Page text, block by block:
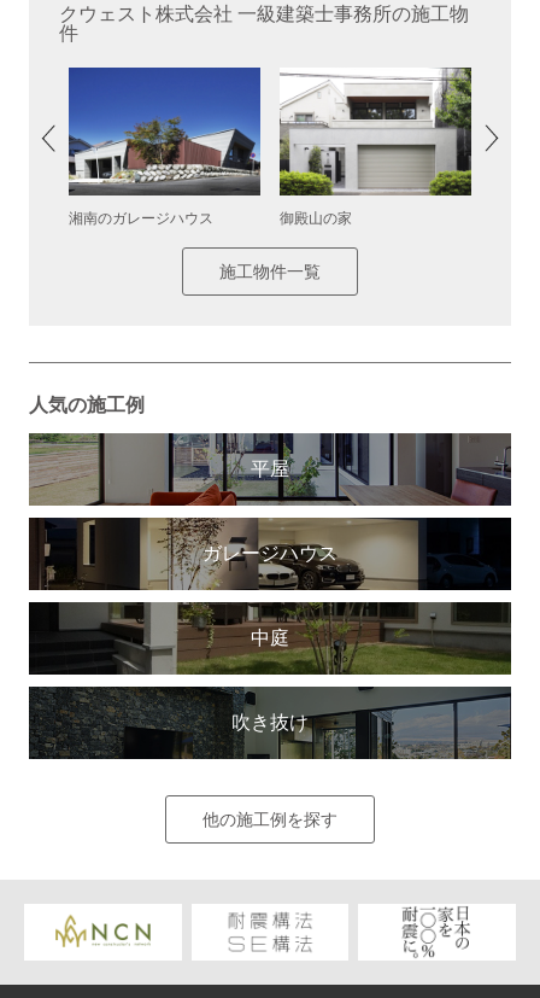
クウェスト株式会社 一級建築士事務所の施工物
件
湘南のガレージハウス 御殿山の家
施工物件一覧
人気の施工例
平屋
ガレージハウス
中庭
吹き抜け
他の施工例を探す